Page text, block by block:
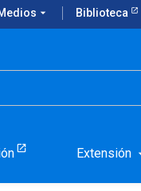
arrow_drop_down Biblioteca
Extensión
es